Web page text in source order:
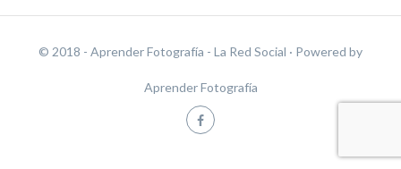
© 2018 - Aprender Fotografía - La Red Social · Powered by
Aprender Fotografía